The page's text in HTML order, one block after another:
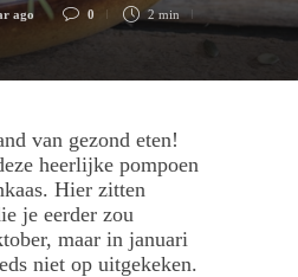
ago 0
2 min
van gezond eten!
heerlijke pompoen
Hier zitten
je eerder zou
maar in januari
niet op uitgekeken.